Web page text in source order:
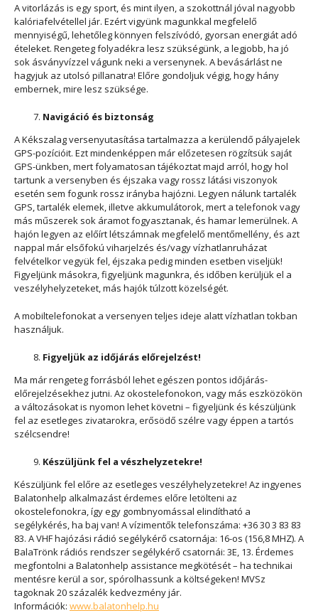
A vitorlázás is egy sport, és mint ilyen, a szokottnál jóval nagyobb
kalóriafelvétellel jár. Ezért vigyünk magunkkal megfelelő
mennyiségű, lehetőleg könnyen felszívódó, gyorsan energiát adó
ételeket. Rengeteg folyadékra lesz szükségünk, a legjobb, ha jó
sok ásványvízzel vágunk neki a versenynek. A bevásárlást ne
hagyjuk az utolsó pillanatra! Előre gondoljuk végig, hogy hány
embernek, mire lesz szüksége.
Navigáció és biztonság
A Kékszalag versenyutasítása tartalmazza a kerülendő pályajelek
GPS-pozícióit. Ezt mindenképpen már előzetesen rögzítsük saját
GPS-ünkben, mert folyamatosan tájékoztat majd arról, hogy hol
tartunk a versenyben és éjszaka vagy rossz látási viszonyok
esetén sem fogunk rossz irányba hajózni. Legyen nálunk tartalék
GPS, tartalék elemek, illetve akkumulátorok, mert a telefonok vagy
más műszerek sok áramot fogyasztanak, és hamar lemerülnek. A
hajón legyen az előírt létszámnak megfelelő mentőmellény, és azt
nappal már elsőfokú viharjelzés és/vagy vízhatlanruházat
felvételkor vegyük fel, éjszaka pedig minden esetben viseljük!
Figyeljünk másokra, figyeljünk magunkra, és időben kerüljük el a
veszélyhelyzeteket, más hajók túlzott közelségét.
A mobiltelefonokat a versenyen teljes ideje alatt vízhatlan tokban
használjuk.
Figyeljük az időjárás előrejelzést!
Ma már rengeteg forrásból lehet egészen pontos időjárás-
előrejelzésekhez jutni. Az okostelefonokon, vagy más eszközökön
a változásokat is nyomon lehet követni – figyeljünk és készüljünk
fel az esetleges zivatarokra, erősödő szélre vagy éppen a tartós
szélcsendre!
Készüljünk fel a vészhelyzetekre!
Készüljünk fel előre az esetleges veszélyhelyzetekre! Az ingyenes
Balatonhelp alkalmazást érdemes előre letölteni az
okostelefonokra, így egy gombnyomással elindítható a
segélykérés, ha baj van! A vízimentők telefonszáma: +36 30 3 83 83
83. A VHF hajózási rádió segélykérő csatornája: 16-os (156,8 MHZ). A
BalaTrönk rádiós rendszer segélykérő csatornái: 3E, 13. Érdemes
megfontolni a Balatonhelp assistance megkötését – ha technikai
mentésre kerül a sor, spórolhassunk a költségeken! MVSz
tagoknak 20 százalék kedvezmény jár.
Információk: www.balatonhelp.hu